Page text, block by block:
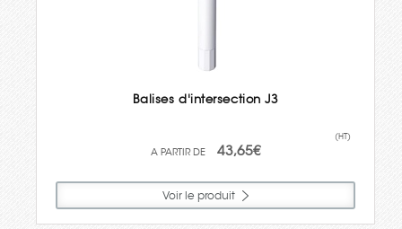
Balises d'intersection J3
43,65€
(HT)
Voir le produit